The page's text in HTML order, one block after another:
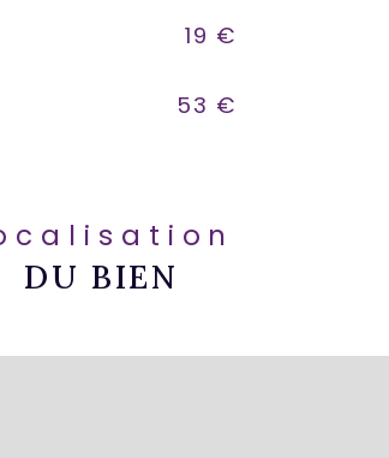
19 €
53 €
DU BIEN